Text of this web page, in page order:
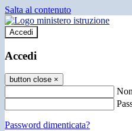
Salta al contenuto
Accedi
Accedi
button close ×
Password dimenticata?